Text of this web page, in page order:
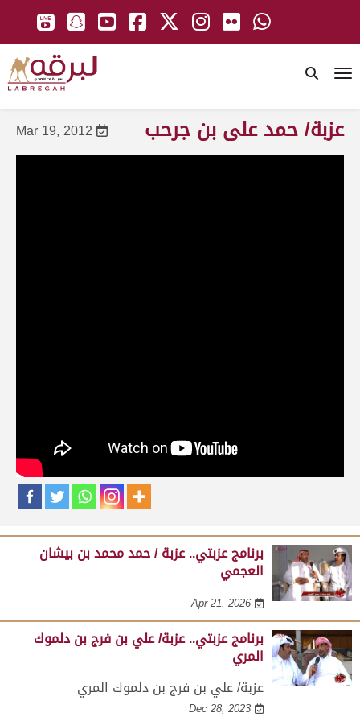
برنامج عزبتي.. عزبة / جبر بن شمسان الرمزاني
النعيمي
برنامج عزبتي.. عزبة / حمد محمد بن بيشان
العجمي
Apr 21, 2026
برنامج عزبتي.. عزبة/ علي بن فرج بن دلموك
المري
عزبة/ علي بن فرج بن دلموك المري
Dec 28, 2023
Mar 19, 2012 عزبة/ حمد على بن جرحب